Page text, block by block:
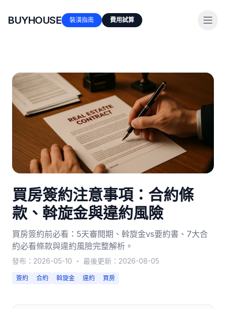
BUYHOUSE 裝潢指南 費用試算
買房簽約注意事項：合約條
款、斡旋金與違約風險
買房簽約前必看：5天審閱期、斡旋金vs要約書、7大合
約必看條款與違約風險完整解析。
發布： 2026-05-10 ・ 最後更新： 2026-08-05
簽約 合約 斡旋金 違約 買房